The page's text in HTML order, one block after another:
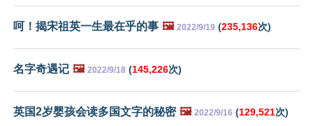
呵！揭宋祖英一生最在乎的事 🖼️ 2022/9/19 (235,136次)
名字奇遇记 🖼️ 2022/9/18 (145,226次)
英国2岁婴孩会读多国文字的秘密 🖼️ 2022/9/16 (129,521次)